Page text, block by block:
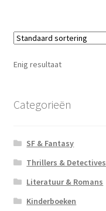
Enig resultaat
Categorieën
SF & Fantasy
Thrillers & Detectives
Literatuur & Romans
Kinderboeken